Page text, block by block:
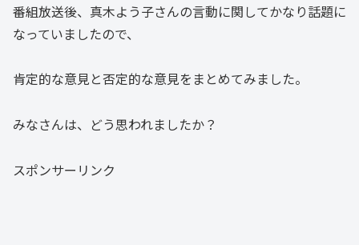
番組放送後、真木よう子さんの言動に関してかなり話題に
なっていましたので、
肯定的な意見と否定的な意見をまとめてみました。
みなさんは、どう思われましたか？
スポンサーリンク